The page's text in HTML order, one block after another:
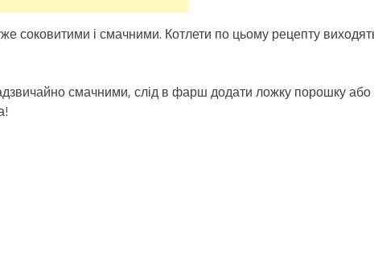
соковитими і смачними. Котлети по цьому рецепту
смачними, слід в фарш додати ложку порошку або